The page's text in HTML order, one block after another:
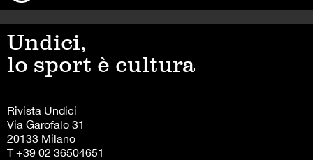
Undici,
lo sport è cultura
Rivista Undici
Via Garofalo 31
20133 Milano
T +39 02 36504651